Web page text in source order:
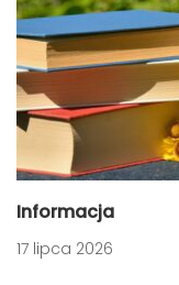
Informacja
17 lipca 2026